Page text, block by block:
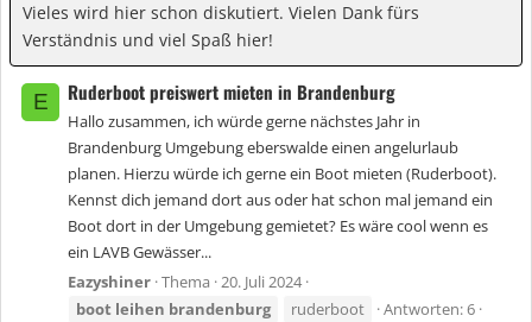
Vieles wird hier schon diskutiert. Vielen Dank fürs
Verständnis und viel Spaß hier!
E Ruderboot preiswert mieten in Brandenburg
Hallo zusammen, ich würde gerne nächstes Jahr in
Brandenburg Umgebung eberswalde einen angelurlaub
planen. Hierzu würde ich gerne ein Boot mieten (Ruderboot).
Kennst dich jemand dort aus oder hat schon mal jemand ein
Boot dort in der Umgebung gemietet? Es wäre cool wenn es
ein LAVB Gewässer...
Eazyshiner Thema 20. Juli 2024
boot leihen brandenburg ruderboot
Antworten: 6